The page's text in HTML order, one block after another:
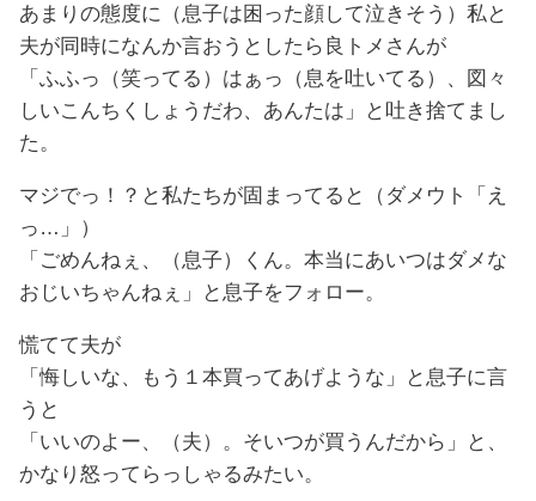
あまりの態度に（息子は困った顔して泣きそう）私と
夫が同時になんか言おうとしたら良トメさんが
「ふふっ（笑ってる）はぁっ（息を吐いてる）、図々
しいこんちくしょうだわ、あんたは」と吐き捨てまし
た。
マジでっ！？と私たちが固まってると（ダメウト「え
っ…」）
「ごめんねぇ、（息子）くん。本当にあいつはダメな
おじいちゃんねぇ」と息子をフォロー。
慌てて夫が
「悔しいな、もう１本買ってあげような」と息子に言
うと
「いいのよー、（夫）。そいつが買うんだから」と、
かなり怒ってらっしゃるみたい。